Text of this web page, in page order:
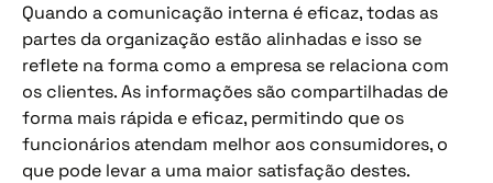
Quando a comunicação interna é eficaz, todas as
partes da organização estão alinhadas e isso se
reflete na forma como a empresa se relaciona com
os clientes. As informações são compartilhadas de
forma mais rápida e eficaz, permitindo que os
funcionários atendam melhor aos consumidores, o
que pode levar a uma maior satisfação destes.